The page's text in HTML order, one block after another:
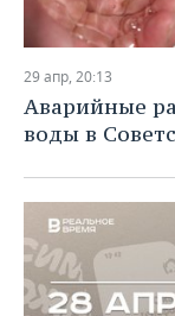
29 апр, 20:13
Аварийные
воды в